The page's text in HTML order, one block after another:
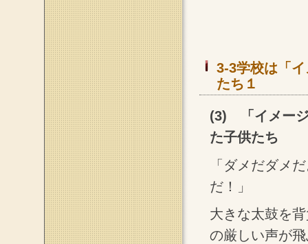
3-3学校は「
たち１
(3) 「イメー
た子供たち
「ダメだダメ
だ！」
大きな太鼓を
の厳しい声が